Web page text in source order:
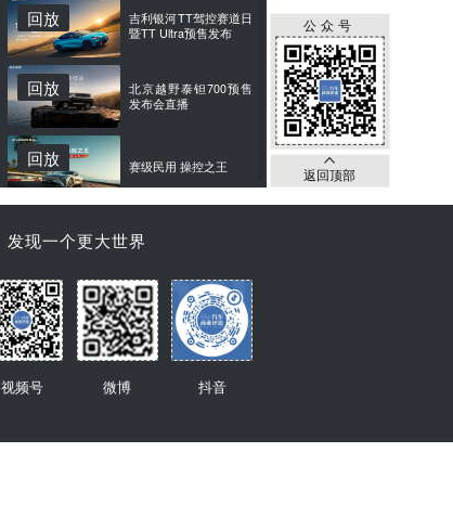
公众号
返回顶部
回放
吉利银河TT驾控赛道日
暨TT Ultra预售发布
回放
北京越野泰钽700预售
发布会直播
回放 赛级民用 操控之王
会
回放
鼎力人生 十全十美｜长
城H10新物种预售发布
会
回放 阿维塔 07L 预售发布会
回放
大六座的N种生活——
发现一个更大世界
视频号 微博 抖音